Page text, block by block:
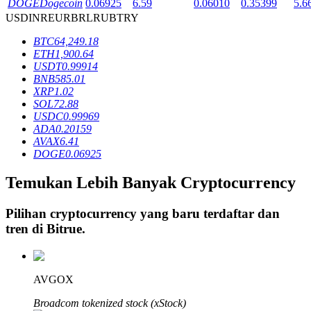
Penguncian BTR
Investasi eksklusif untuk pemegang BTR
Pinjaman
Layanan pinjaman yang didukung Crypto
DOGEDogecoin 0.06925 6.59 0.06010 0.35399
USDINREURBRLRUBTRY
BTC64,249.18
ETH1,900.64
USDT0.99914
BNB585.01
XRP1.02
SOL72.88
USDC0.99969
ADA0.20159
AVAX6.41
DOGE0.06925
Temukan Lebih Banyak Cryptocurrency
Pilihan cryptocurrency yang baru terdaftar dan
tren di Bitrue.
AVGOX
Broadcom tokenized stock (xStock)